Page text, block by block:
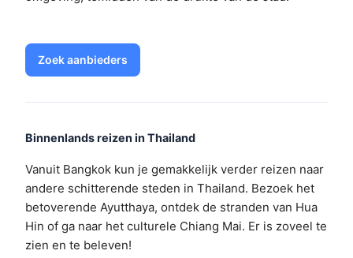
Zoek aanbieders
Binnenlands reizen in Thailand
Vanuit Bangkok kun je gemakkelijk verder reizen naar
andere schitterende steden in Thailand. Bezoek het
betoverende Ayutthaya, ontdek de stranden van Hua
Hin of ga naar het culturele Chiang Mai. Er is zoveel te
zien en te beleven!